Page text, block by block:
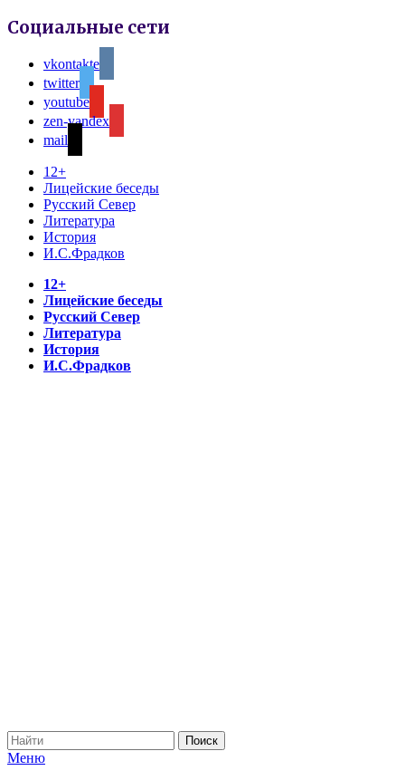
Социальные сети
vkontakte
twitter
youtube
zen-yandex
mail
12+
Лицейские беседы
Русский Север
Литература
История
И.С.Фрадков
12+
Лицейские беседы
Русский Север
Литература
История
И.С.Фрадков
Меню